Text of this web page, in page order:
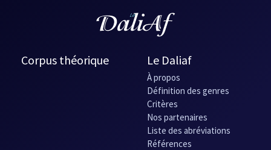
Corpus théorique Le Daliaf
À propos
Définition des genres
Critères
Nos partenaires
Liste des abréviations
Références